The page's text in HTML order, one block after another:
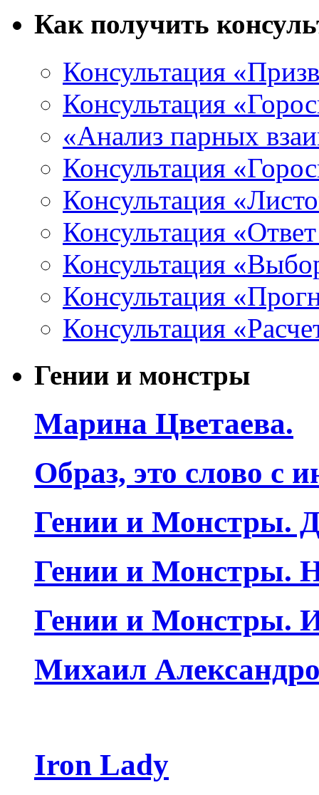
Как получить
Консультация
Консультация
«Анализ парных
Консультация
Консультация
Консультация
Консультация
Консультация
Консультация
Гении и монстры
Марина Цветаева.
Образ, это слово с
Гении и Монстры.
Гении и Монстры.
Гении и Монстры.
Михаил
Iron Lady